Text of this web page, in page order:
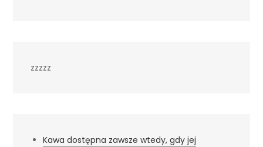
zzzzz
Kawa dostępna zawsze wtedy, gdy jej